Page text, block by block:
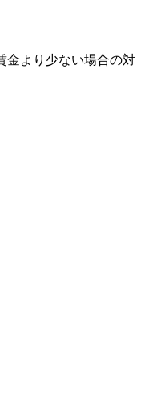
金より少ない場合の対